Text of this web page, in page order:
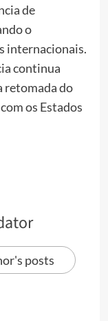
de
o
internacionais.
continua
retomada do
os Estados
posts